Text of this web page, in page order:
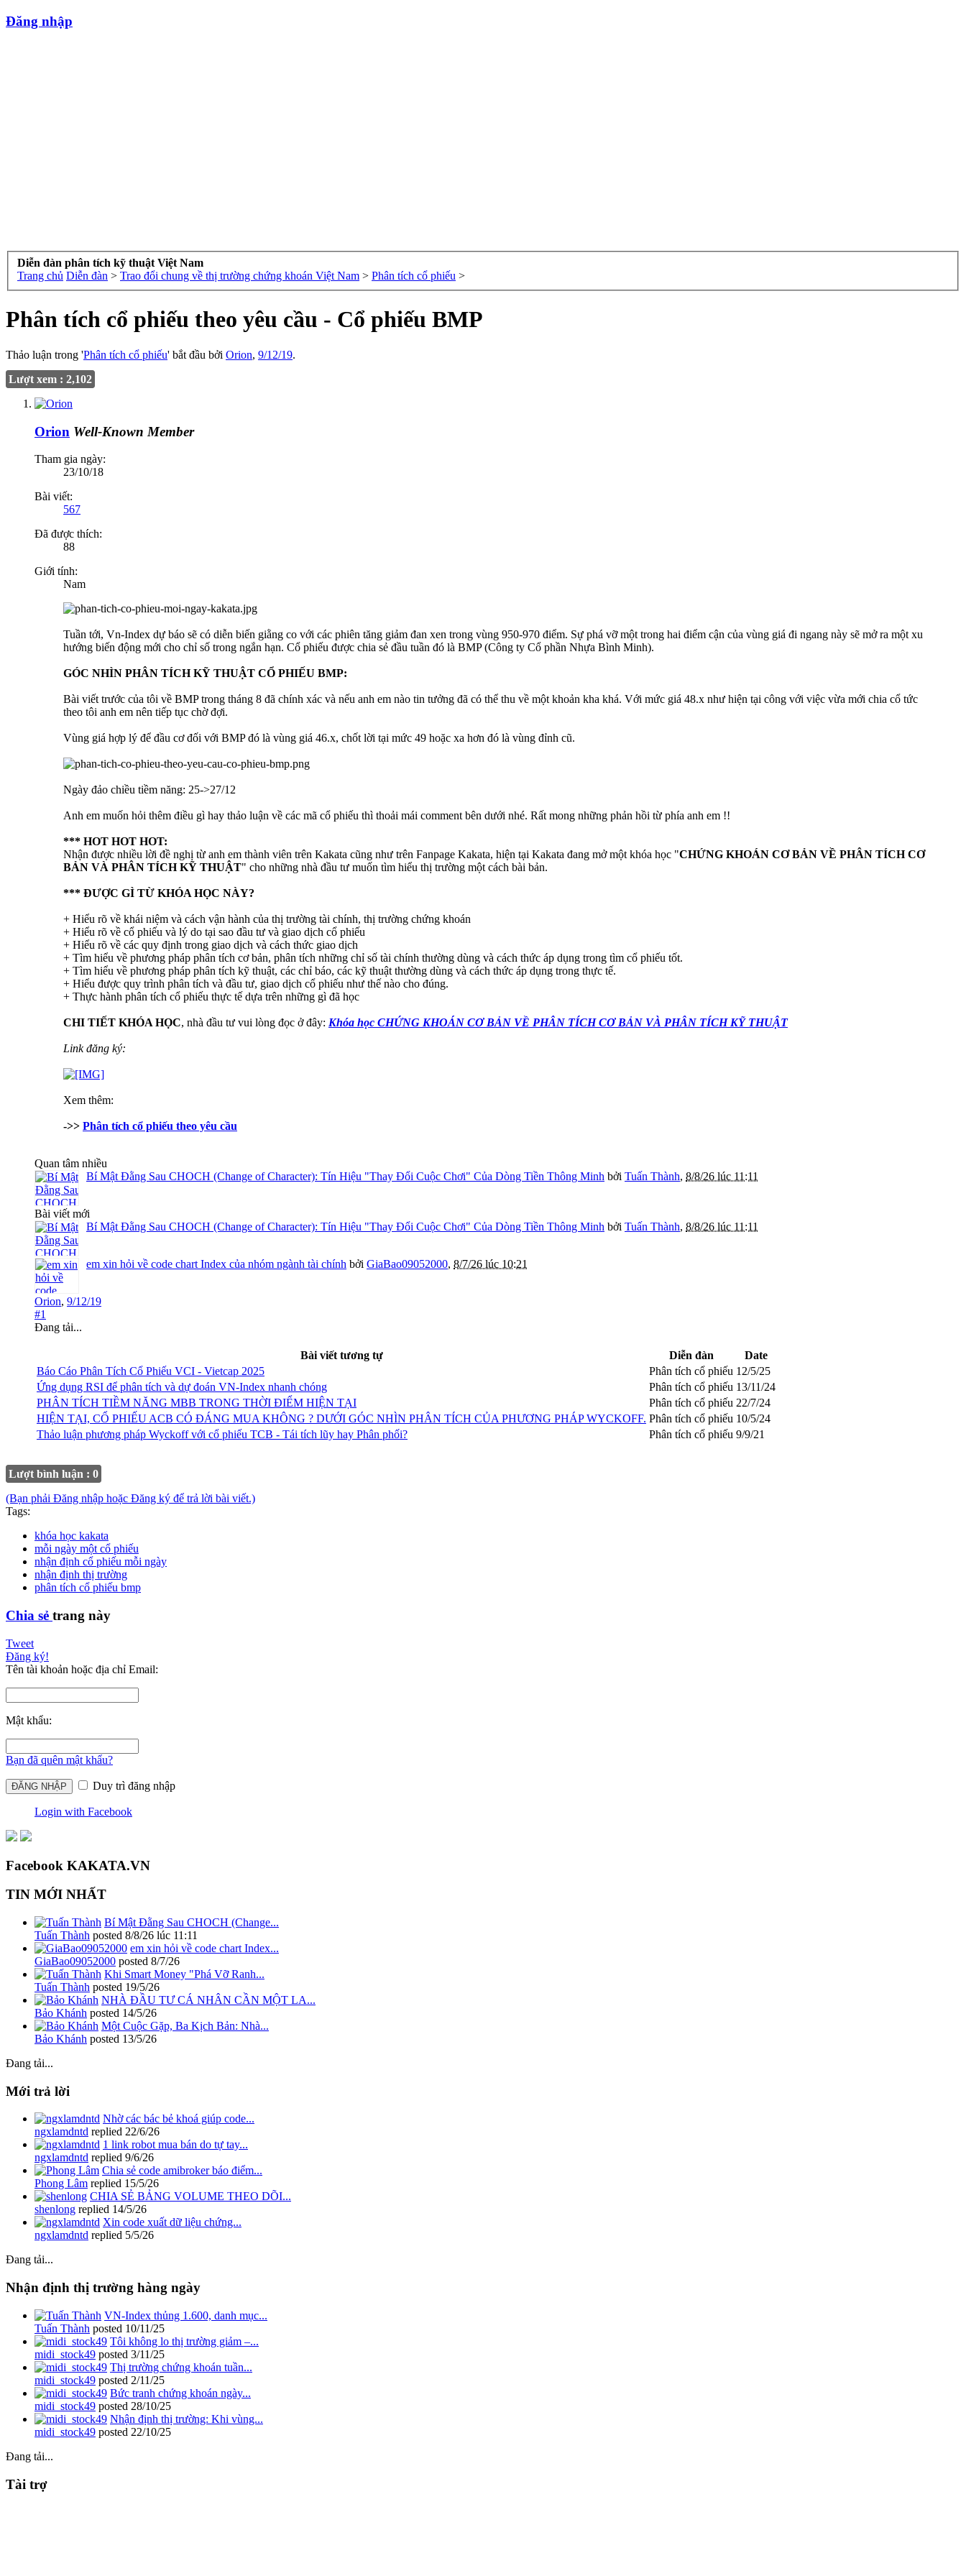
Đăng nhập
Diễn đàn phân tích kỹ thuật Việt Nam
Trang chủ Diễn đàn > Trao đổi chung về thị trường chứng khoán Việt Nam > Phân tích cổ phiếu >
Phân tích cổ phiếu theo yêu cầu - Cổ phiếu BMP
Thảo luận trong 'Phân tích cổ phiếu' bắt đầu bởi Orion, 9/12/19.
Lượt xem : 2,102
Orion Well-Known Member
Tham gia ngày:
23/10/18
Bài viết:
567
Đã được thích:
88
Giới tính:
Nam
Tuần tới, Vn-Index dự báo sẽ có diễn biến giằng co với các phiên tăng giảm đan xen trong vùng 950-970 điểm. Sự phá vỡ một trong hai điểm cận của vùng giá đi ngang này sẽ mở ra một xu
hướng biến động mới cho chỉ số trong ngắn hạn. Cổ phiếu được chia sẻ đầu tuần đó là BMP (Công ty Cổ phần Nhựa Bình Minh).
GÓC NHÌN PHÂN TÍCH KỸ THUẬT CỔ PHIẾU BMP:
Bài viết trước của tôi về BMP trong tháng 8 đã chính xác và nếu anh em nào tin tưởng đã có thể thu về một khoản kha khá. Với mức giá 48.x như hiện tại công với việc vừa mới chia cổ tức
theo tôi anh em nên tiếp tục chờ đợi.
Vùng giá hợp lý để đầu cơ đối với BMP đó là vùng giá 46.x, chốt lời tại mức 49 hoặc xa hơn đó là vùng đỉnh cũ.
Ngày đảo chiều tiềm năng: 25->27/12
Anh em muốn hỏi thêm điều gì hay thảo luận về các mã cổ phiếu thì thoải mái comment bên dưới nhé. Rất mong những phản hồi từ phía anh em !!
*** HOT HOT HOT:
Nhận được nhiều lời đề nghị từ anh em thành viên trên Kakata cũng như trên Fanpage Kakata, hiện tại Kakata đang mở một khóa học "CHỨNG KHOÁN CƠ BẢN VỀ PHÂN TÍCH CƠ
BẢN VÀ PHÂN TÍCH KỸ THUẬT" cho những nhà đầu tư muốn tìm hiểu thị trường một cách bài bản.
*** ĐƯỢC GÌ TỪ KHÓA HỌC NÀY?
+ Hiểu rõ về khái niệm và cách vận hành của thị trường tài chính, thị trường chứng khoán
+ Hiểu rõ về cổ phiếu và lý do tại sao đầu tư và giao dịch cổ phiếu
+ Hiểu rõ về các quy định trong giao dịch và cách thức giao dịch
+ Tìm hiểu về phương pháp phân tích cơ bản, phân tích những chỉ số tài chính thường dùng và cách thức áp dụng trong tìm cổ phiếu tốt.
+ Tìm hiểu về phương pháp phân tích kỹ thuật, các chỉ báo, các kỹ thuật thường dùng và cách thức áp dụng trong thực tế.
+ Hiểu được quy trình phân tích và đầu tư, giao dịch cổ phiếu như thế nào cho đúng.
+ Thực hành phân tích cổ phiếu thực tế dựa trên những gì đã học
CHI TIẾT KHÓA HỌC, nhà đầu tư vui lòng đọc ở đây: Khóa học CHỨNG KHOÁN CƠ BẢN VỀ PHÂN TÍCH CƠ BẢN VÀ PHÂN TÍCH KỸ THUẬT
Link đăng ký:
Xem thêm:
->> Phân tích cổ phiếu theo yêu cầu
Quan tâm nhiều
Bí Mật Đằng Sau CHOCH (Change of Character): Tín Hiệu "Thay Đổi Cuộc Chơi" Của Dòng Tiền Thông Minh bởi Tuấn Thành, 8/8/26 lúc 11:11
Bài viết mới
Bí Mật Đằng Sau CHOCH (Change of Character): Tín Hiệu "Thay Đổi Cuộc Chơi" Của Dòng Tiền Thông Minh bởi Tuấn Thành, 8/8/26 lúc 11:11
em xin hỏi về code chart Index của nhóm ngành tài chính bởi GiaBao09052000, 8/7/26 lúc 10:21
Orion, 9/12/19
#1
Đang tải...
Bài viết tương tự Diễn đàn
Date
Báo Cáo Phân Tích Cổ Phiếu VCI - Vietcap 2025
Phân tích cổ phiếu 12/5/25
Ứng dụng RSI để phân tích và dự đoán VN-Index nhanh chóng
Phân tích cổ phiếu 13/11/24
PHÂN TÍCH TIỀM NĂNG MBB TRONG THỜI ĐIỂM HIỆN TẠI
Phân tích cổ phiếu 22/7/24
HIỆN TẠI, CỔ PHIẾU ACB CÓ ĐÁNG MUA KHÔNG ? DƯỚI GÓC NHÌN PHÂN TÍCH CỦA PHƯƠNG PHÁP WYCKOFF. Phân tích cổ phiếu 10/5/24
Thảo luận phương pháp Wyckoff với cổ phiếu TCB - Tái tích lũy hay Phân phối?
Phân tích cổ phiếu 9/9/21
Lượt bình luận : 0
(Bạn phải Đăng nhập hoặc Đăng ký để trả lời bài viết.)
Tags:
khóa học kakata
mỗi ngày một cổ phiếu
nhận định cổ phiếu mỗi ngày
nhận định thị trường
phân tích cổ phiếu bmp
Chia sẻ trang này
Tweet
Đăng ký!
Tên tài khoản hoặc địa chỉ Email:
Mật khẩu:
Bạn đã quên mật khẩu?
Duy trì đăng nhập
Login with Facebook
Facebook KAKATA.VN
TIN MỚI NHẤT
Bí Mật Đằng Sau CHOCH (Change...
Tuấn Thành posted 8/8/26 lúc 11:11
em xin hỏi về code chart Index...
GiaBao09052000 posted 8/7/26
Khi Smart Money "Phá Vỡ Ranh...
Tuấn Thành posted 19/5/26
NHÀ ĐẦU TƯ CÁ NHÂN CẦN MỘT LA...
Bảo Khánh posted 14/5/26
Một Cuộc Gặp, Ba Kịch Bản: Nhà...
Bảo Khánh posted 13/5/26
Đang tải...
Mới trả lời
Nhờ các bác bẻ khoá giúp code...
ngxlamdntd replied 22/6/26
1 link robot mua bán do tự tay...
ngxlamdntd replied 9/6/26
Chia sẻ code amibroker báo điểm...
Phong Lâm replied 15/5/26
CHIA SẺ BẢNG VOLUME THEO DÕI...
shenlong replied 14/5/26
Xin code xuất dữ liệu chứng...
ngxlamdntd replied 5/5/26
Đang tải...
Nhận định thị trường hàng ngày
VN-Index thủng 1.600, danh mục...
Tuấn Thành posted 10/11/25
Tôi không lo thị trường giảm –...
midi_stock49 posted 3/11/25
Thị trường chứng khoán tuần...
midi_stock49 posted 2/11/25
Bức tranh chứng khoán ngày...
midi_stock49 posted 28/10/25
Nhận định thị trường: Khi vùng...
midi_stock49 posted 22/10/25
Đang tải...
Tài trợ